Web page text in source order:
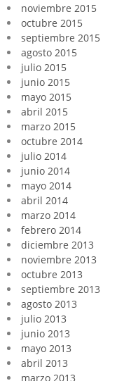
noviembre 2015
octubre 2015
septiembre 2015
agosto 2015
julio 2015
junio 2015
mayo 2015
abril 2015
marzo 2015
octubre 2014
julio 2014
junio 2014
mayo 2014
abril 2014
marzo 2014
febrero 2014
diciembre 2013
noviembre 2013
octubre 2013
septiembre 2013
agosto 2013
julio 2013
junio 2013
mayo 2013
abril 2013
marzo 2013